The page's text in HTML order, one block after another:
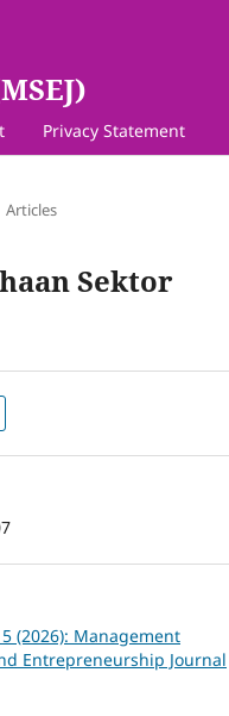
Privacy Statement
Articles
Sektor
(2026): Management
Entrepreneurship Journal